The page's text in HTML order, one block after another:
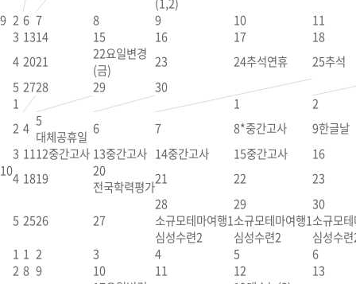
9 2 6 7 8 9 10
11
3 1314 15 16 17
18
4 2021 22요일변경
(금)
23 24추석연휴 25추석
5 2728 29 30
10
1 1
2
2 4 5
대체공휴일 6 7 8*중간고사 9한글날
3 1112중간고사 13중간고사 14중간고사 15중간고사
16
4 1819
20
전국학력평가21 22 23
5 2526 27
28
소규모테마여행1
심성수련2
29
소규모테마여행1
심성수련2
30
소규모
심성수
1 1 2 3 4 5
6
2 8 9 10 11 12
13